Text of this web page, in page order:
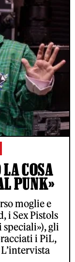
COSA
PUNK»
moglie e
i Sex Pistols
speciali»), gli
i PiL,